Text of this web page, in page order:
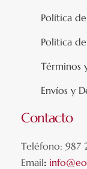
Política
Política
Términos
Envíos y
Contacto
Teléfono: 987
Email: